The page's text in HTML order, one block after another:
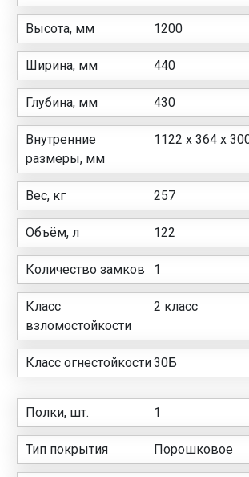
Высота, мм 1200
Ширина, мм 440
Глубина, мм 430
Внутренние
размеры, мм
1122 x 364 x
Вес, кг 257
Объём, л 122
Количество замков 1
Класс
взломостойкости
2 класс
Класс огнестойкости30Б
Полки, шт. 1
Тип покрытия Порошковое